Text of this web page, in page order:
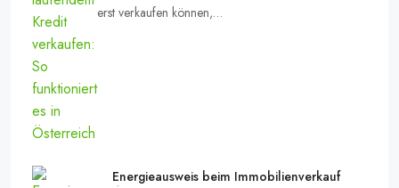
erst verkaufen können,…
Energieausweis beim Immobilienverkauf